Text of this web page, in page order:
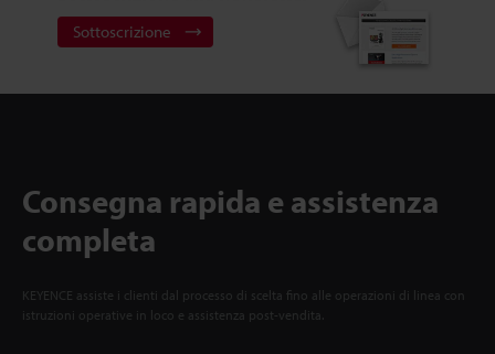
Sottoscrizione
Consegna rapida e assistenza
completa
KEYENCE assiste i clienti dal processo di scelta fino alle operazioni di linea con
istruzioni operative in loco e assistenza post-vendita.